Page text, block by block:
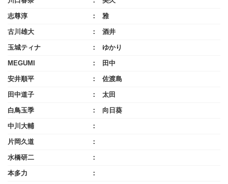
志尊淳 雅
古川雄大 酒井
玉城ティナ ゆかり
MEGUMI 田中
安井順平 佐渡島
田中道子 太田
白鳥玉季 向日葵
中川大輔
片岡久道
水橋研二
本多力